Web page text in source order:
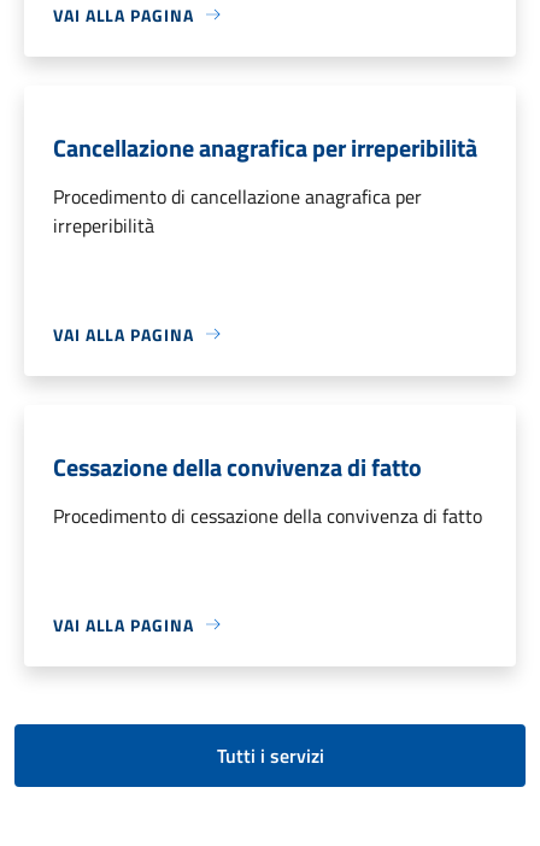
VAI ALLA PAGINA
Cancellazione anagrafica per irreperibilità
Procedimento di cancellazione anagrafica per
irreperibilità
VAI ALLA PAGINA
Cessazione della convivenza di fatto
Procedimento di cessazione della convivenza di fatto
VAI ALLA PAGINA
Tutti i servizi